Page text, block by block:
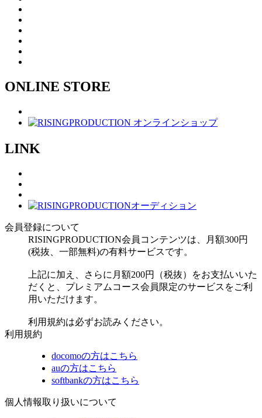
ONLINE STORE
LINK
会員登録について
RISINGPRODUCTION会員コンテンツは、月額300円
(税抜、一部無料)の有料サービスです。
上記に加え、さらに月額200円（税抜）をお支払いいた
だくと、プレミアムコース会員限定のサービスをご利
用いただけます。
利用規約は必ずお読みください。
利用規約
docomoの方はこちら
auの方はこちら
softbankの方はこちら
個人情報取り扱いについて